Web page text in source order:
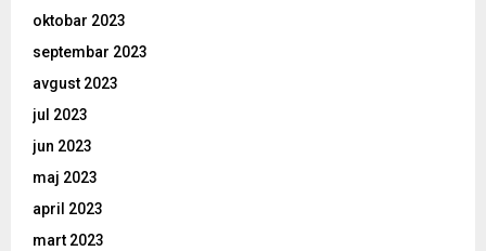
oktobar 2023
septembar 2023
avgust 2023
jul 2023
jun 2023
maj 2023
april 2023
mart 2023